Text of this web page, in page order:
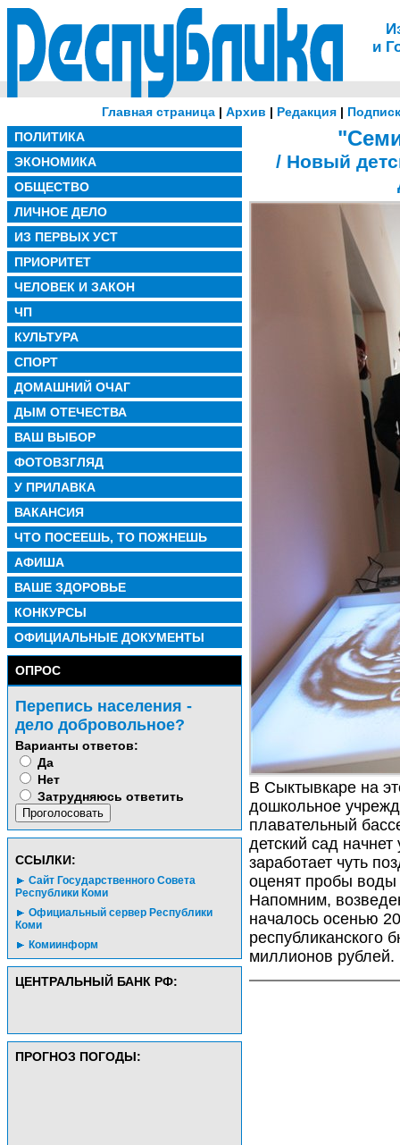
и
Главная страница| Архив | Редакция|
ПОЛИТИКА
ЭКОНОМИКА
ОБЩЕСТВО
ЛИЧНОЕ ДЕЛО
ИЗ ПЕРВЫХ УСТ
ПРИОРИТЕТ
ЧЕЛОВЕК И ЗАКОН
ЧП
КУЛЬТУРА
СПОРТ
ДОМАШНИЙ ОЧАГ
ДЫМ ОТЕЧЕСТВА
ВАШ ВЫБОР
ФОТОВЗГЛЯД
У ПРИЛАВКА
ВАКАНСИЯ
ЧТО ПОСЕЕШЬ, ТО ПОЖНЕШЬ
АФИША
ВАШЕ ЗДОРОВЬЕ
КОНКУРСЫ
ОФИЦИАЛЬНЫЕ ДОКУМЕНТЫ
ОПРОС
Перепись населения -
дело добровольное?
Варианты ответов:
Да
Нет
Затрудняюсь ответить
CСЫЛКИ:
Сайт Государственного Совета
Республики Коми
Официальный сервер Республики
Коми
Комиинформ
ЦЕНТРАЛЬНЫЙ БАНК РФ:
ПРОГНОЗ ПОГОДЫ:
/ Новый
В Сыктывкаре на
дошкольное
плавательный
детский сад
заработает чуть
оценят пробы воды
Напомним,
началось осенью
республиканского
миллионов